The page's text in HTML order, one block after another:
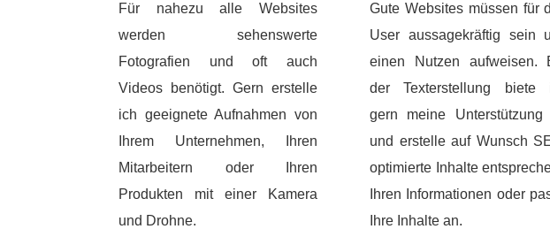
Für nahezu alle Websites
werden sehenswerte
Fotografien und oft auch
Videos benötigt. Gern erstelle
ich geeignete Aufnahmen von
Ihrem Unternehmen, Ihren
Mitarbeitern oder Ihren
Produkten mit einer Kamera
und Drohne.
Gute Websites müssen für
User aussagekräftig sein
einen Nutzen aufweisen.
der Texterstellung biete
gern meine Unterstützung
und erstelle auf Wunsch
optimierte Inhalte
Ihren Informationen oder
Ihre Inhalte an.